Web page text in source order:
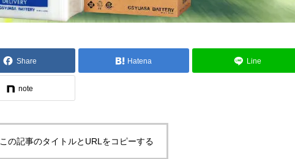
Share Hatena Line
note
この記事のタイトルとURLをコピーする